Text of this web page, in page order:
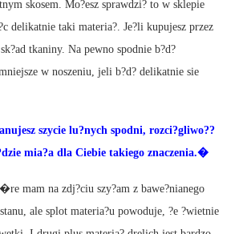
skosem. Mo?esz sprawdzi? to w sklepie
delikatnie taki materia?. Je?li kupujesz przez
tkaniny. Na pewno spodnie b?d?
w noszeniu, jeli b?d? delikatnie sie
szycie lu?nych spodni, rozci?gliwo??
mia?a dla Ciebie takiego znaczenia.�
mam na zdj?ciu szy?am z bawe?nianego
ale splot materia?u powoduje, ?e ?wietnie